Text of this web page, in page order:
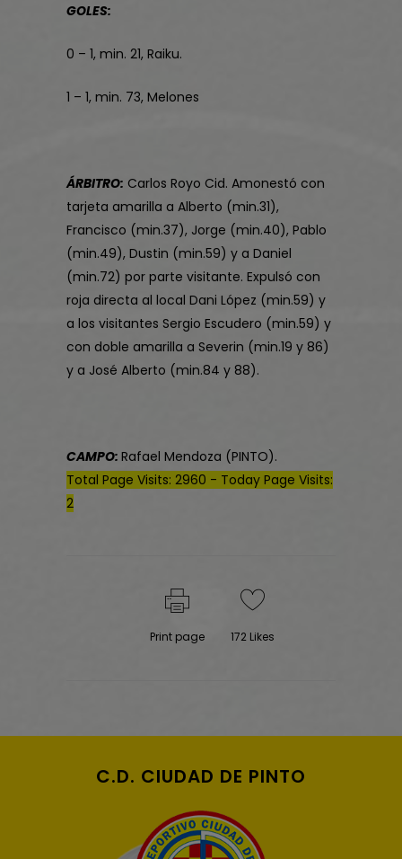
GOLES:
0 – 1, min. 21, Raiku.
1 – 1, min. 73, Melones
ÁRBITRO: Carlos Royo Cid. Amonestó con
tarjeta amarilla a Alberto (min.31),
Francisco (min.37), Jorge (min.40), Pablo
(min.49), Dustin (min.59) y a Daniel
(min.72) por parte visitante. Expulsó con
roja directa al local Dani López (min.59) y
a los visitantes Sergio Escudero (min.59) y
con doble amarilla a Severin (min.19 y 86)
y a José Alberto (min.84 y 88).
CAMPO: Rafael Mendoza (PINTO).
Total Page Visits: 2960 - Today Page Visits:
2
Print page 172 Likes
C.D. CIUDAD DE PINTO